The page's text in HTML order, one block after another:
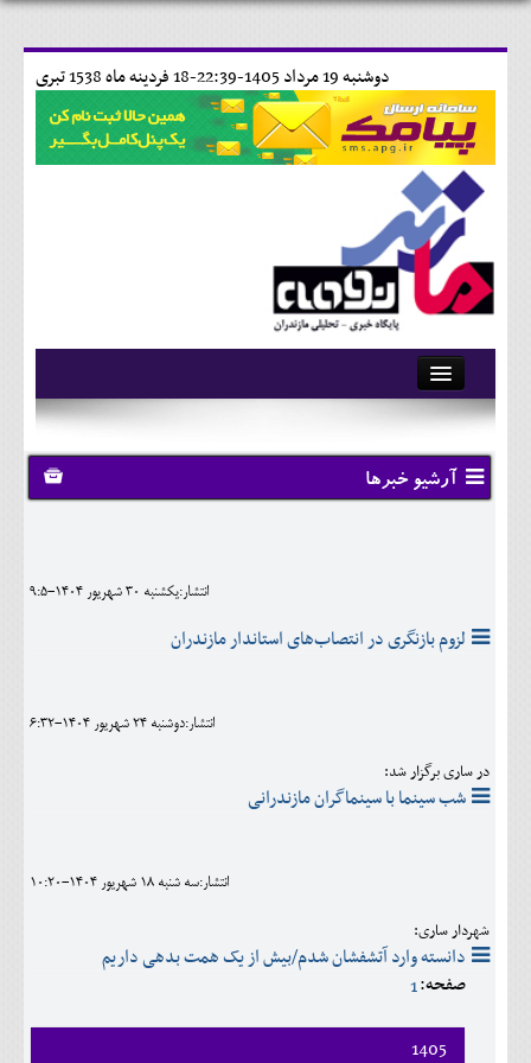
18 فردينه ماه 1538 تبری دوشنبه 19 مرداد 1405-22:39-
آرشیو
تماس با ما
وبلاگ
کلینیک
فرهنگی و هنری
خانه
آرشیو خبرها
انتشار:يکشنبه 30 شهريور 1404-9:5
لزوم بازنگری در انتصاب‌های استاندار مازندران
انتشار:دوشنبه 24 شهريور 1404-6:32
در ساری برگزار شد:
شب سینما با سینماگران مازندرانی
انتشار:سه شنبه 18 شهريور 1404-10:20
شهردار ساری:
دانسته وارد آتشفشان شدم/بیش از یک همت بدهی داریم
صفحه:1
1405